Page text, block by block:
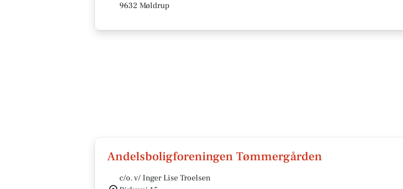
9632 Møldrup
Andelsboligforeningen Tømmergården
c/o. v/ Inger Lise Troelsen